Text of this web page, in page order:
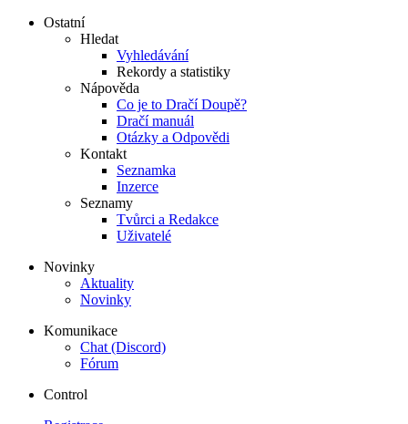
Ostatní
Hledat
Vyhledávání
Rekordy a statistiky
Nápověda
Co je to Dračí Doupě?
Dračí manuál
Otázky a Odpovědi
Kontakt
Seznamka
Inzerce
Seznamy
Tvůrci a Redakce
Uživatelé
Novinky
Aktuality
Novinky
Komunikace
Chat (Discord)
Fórum
Control